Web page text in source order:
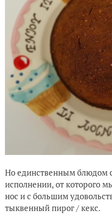
Но единственным блюдом
исполнении, от которого
нос и с большим
тыквенный пирог / кекс.